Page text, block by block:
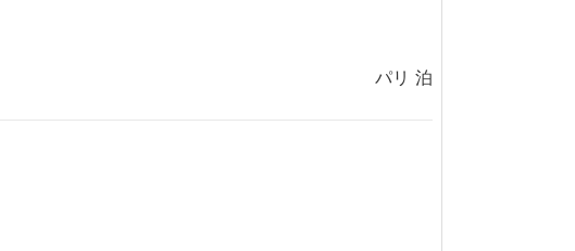
パリ 泊